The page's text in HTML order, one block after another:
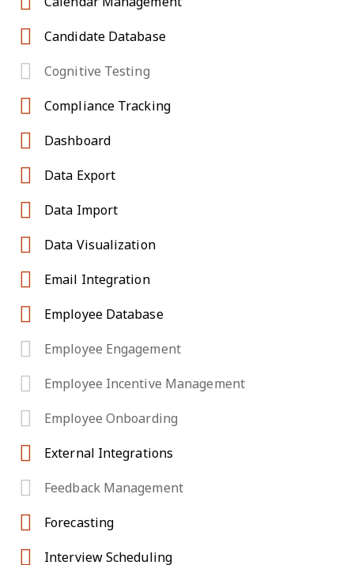
Candidate Database
Cognitive Testing
Compliance Tracking
Dashboard
Data Export
Data Import
Data Visualization
Email Integration
Employee Database
Employee Engagement
Employee Incentive Management
Employee Onboarding
External Integrations
Feedback Management
Forecasting
Interview Scheduling